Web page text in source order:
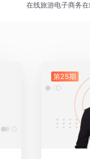
在线旅游电子商务
第25期